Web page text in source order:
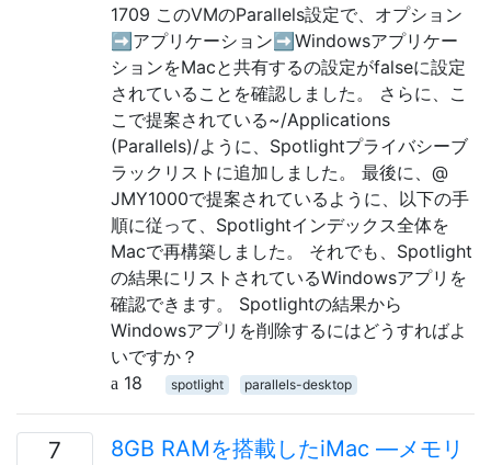
1709 このVMのParallels設定で、オプション
➡️アプリケーション➡️Windowsアプリケー
ションをMacと共有するの設定がfalseに設定
されていることを確認しました。 さらに、こ
こで提案されている~/Applications
(Parallels)/ように、Spotlightプライバシーブ
ラックリストに追加しました。 最後に、@
JMY1000で提案されているように、以下の手
順に従って、Spotlightインデックス全体を
Macで再構築しました。 それでも、Spotlight
の結果にリストされているWindowsアプリを
確認できます。 Spotlightの結果から
Windowsアプリを削除するにはどうすればよ
いですか？
18
spotlight parallels-desktop
7
8GB RAMを搭載したiMac —メモリ